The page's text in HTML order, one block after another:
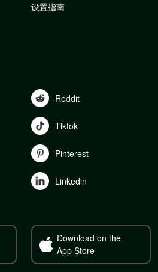
设置指南
Reddit
Tiktok
Pinterest
Linkedln
Download on the
App Store